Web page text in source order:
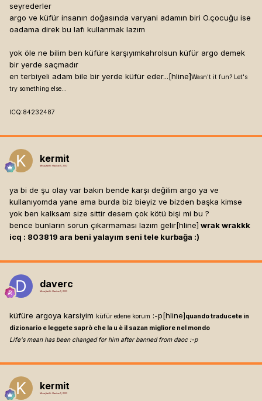
seyrederler
argo ve küfür insanın doğasında varyani adamın biri O.çocuğu ise
oadama direk bu lafı kullanmak lazım
yok öle ne bilim ben küfüre karşıyımkahrolsun küfür argo demek
bir yerde saçmadır
en terbiyeli adam bile bir yerde küfür eder...[hline]Wasn't it fun? Let's
try something else...
ICQ:84232487
kermit
Mesaj tarihi: Haziran 5, 2003
ya bi de şu olay var bakın bende karşı değilim argo ya ve
kullanıyomda yane ama burda biz bieyiz ve bizden başka kimse
yok ben kalksam size sittir desem çok kötü bişi mi bu ?
bence bunların sorun çıkarmaması lazım gelir[hline] wrak wrakkk
icq : 803819 ara beni yalayım seni tele kurbağa :)
daverc
Mesaj tarihi: Haziran 5, 2003
küfüre argoya karsiyim küfür edene korum :-p[hline]quando traducete in
dizionario e leggete saprò che la u è il sazan migliore nel mondo
Life's mean has been changed for him after banned from daoc :-p
kermit
Mesaj tarihi: Haziran 5, 2003